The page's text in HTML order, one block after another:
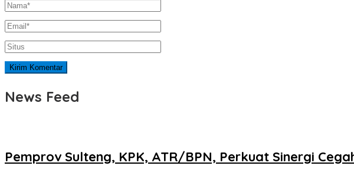
News Feed
Pemprov Sulteng, KPK, ATR/BPN, Perkuat Sinergi